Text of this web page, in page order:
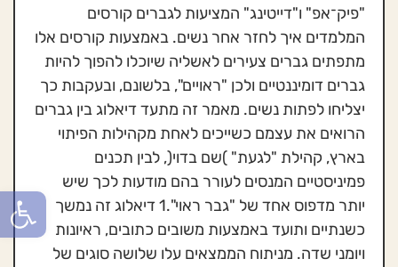
פתח
"פיק־אפ" ו"דייטינג" המציעות לגברים קורסים
המלמדים איך לחזר אחר נשים. באמצעות קורסים אלו
מתפתים גברים צעירים לאשליה שיוכלו להפוך להיות
גברים דומיננטיים ולכן "ראויים", בלשונם, ובעקבות כך
יצליחו לפתות נשים. מאמר זה מתעד דיאלוג בין גברים
הרואים את עצמם כשייכים לאחת מקהילות הפיתוי
בארץ, קהילת "לגעת" )שם בדוי(, לבין תכנים
פמיניסטיים המנסים לעורר בהם מודעות לכך שיש
יותר מדפוס אחד של "גבר ראוי".1 דיאלוג זה נמשך
כשנתיים ותועד באמצעות משובים כתובים, ראיונות
ויומני שדה. מניתוח הממצאים עלו שלושה סוגים של